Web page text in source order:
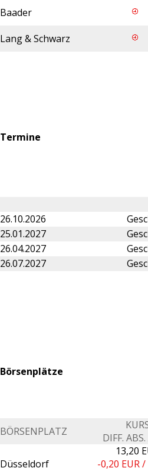
Baader
Lang & Schwarz
Termine
26.10.2026
25.01.2027
26.04.2027
26.07.2027
Börsenplätze
BÖRSENPLATZ
DIFF.
Düsseldorf
13,20
-0,20 EUR /